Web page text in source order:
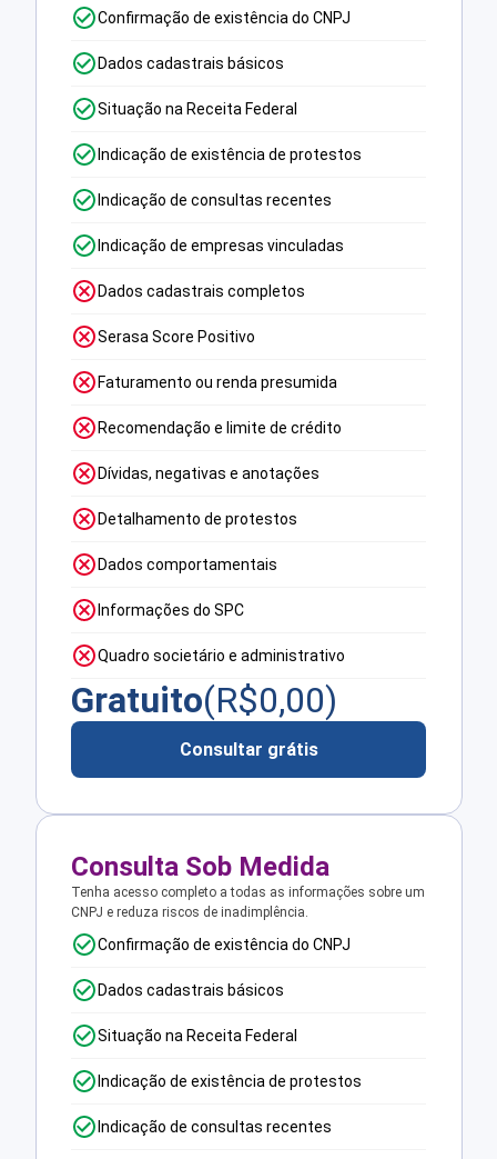
Confirmação de existência do CNPJ
Dados cadastrais básicos
Situação na Receita Federal
Indicação de existência de protestos
Indicação de consultas recentes
Indicação de empresas vinculadas
Dados cadastrais completos
Serasa Score Positivo
Faturamento ou renda presumida
Recomendação e limite de crédito
Dívidas, negativas e anotações
Detalhamento de protestos
Dados comportamentais
Informações do SPC
Quadro societário e administrativo
Gratuito(R$0,00)
Consultar grátis
Consulta Sob Medida
Tenha acesso completo a todas as informações sobre um
CNPJ e reduza riscos de inadimplência.
Confirmação de existência do CNPJ
Dados cadastrais básicos
Situação na Receita Federal
Indicação de existência de protestos
Indicação de consultas recentes